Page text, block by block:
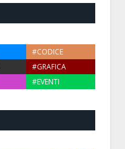
#CODICE
#GRAFICA
#EVENTI